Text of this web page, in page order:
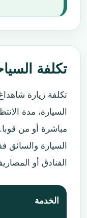
تكلفة
تكلفة زيارة
السيارة، مدة
مباشرة أو من
السيارة
الفنادق أو
الخدمة